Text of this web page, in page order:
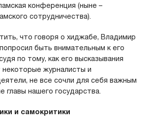
конференция (ныне –
сотрудничества).
что говоря о хиджабе, Владимир
быть внимательным к его
по тому, как его высказывания
журналисты и
не все сочли для себя важным
главы нашего государства.
и самокритики